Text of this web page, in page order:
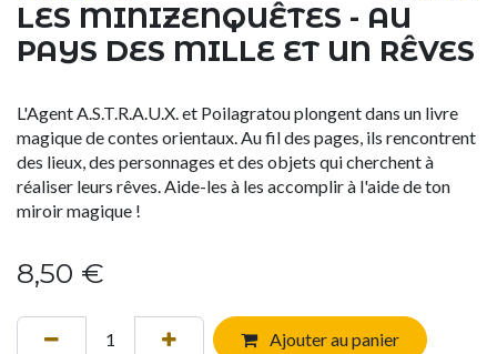
LES MINIZENQUÊTES - AU
PAYS DES MILLE ET UN RÊVES
L'Agent A.S.T.R.A.U.X. et Poilagratou plongent dans un livre
magique de contes orientaux. Au fil des pages, ils rencontrent
des lieux, des personnages et des objets qui cherchent à
réaliser leurs rêves. Aide-les à les accomplir à l'aide de ton
miroir magique !
8,50 €
Ajouter au panier